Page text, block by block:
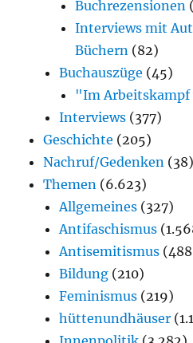
Buchrezensionen
Interviews mit
Büchern (82)
Buchauszüge (45)
"Im
Interviews (377)
Geschichte (205)
Nachruf/Gedenken (38)
Themen (6.623)
Allgemeines (327)
Antifaschismus
Antisemitismus
Bildung (210)
Feminismus (219)
hüttenundhäuser